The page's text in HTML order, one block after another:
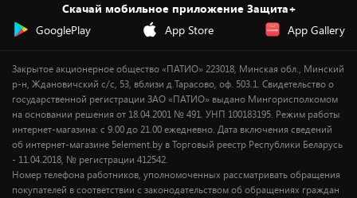
Сервисные центры
Новинки
Скачай мобильное приложение Защита+
GooglePlay
App Store App Gallery
Закрытое акционерное общество «ПАТИО» 223018, Минская обл., Минский
р-н, Ждановичский с/с, 53, вблизи д.Тарасово, оф. 503.1. Свидетельство о
государственной регистрации ЗАО «ПАТИО» выдано Мингорисполкомом
на основании решения от 18.04.2001 № 491. УНП 100183195. Режим работы
интернет-магазина: с 9.00 до 21.00 ежедневно. Дата включения сведений
об интернет-магазине 5element.by в Торговый реестр Республики Беларусь
- 11.04.2018, № регистрации 412542.
Номер телефона работников, уполномоченных рассматривать обращения
покупателей в соответствии с законодательством об обращениях граждан